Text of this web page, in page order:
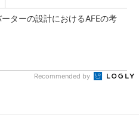
ターの設計におけるAFEの考
Recommended by